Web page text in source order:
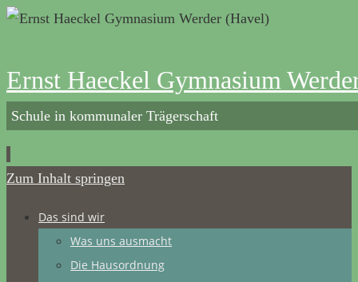
Ernst Haeckel Gymnasium
Schule in kommunaler Trägerschaft
Zum Inhalt springen
Das sind wir
Was uns ausmacht
Die Hausordnung